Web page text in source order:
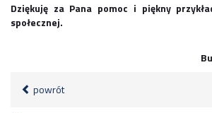
Dziękuję za Pana pomoc i piękny
społecznej.
powrót